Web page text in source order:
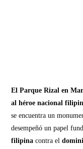
El Parque Rizal en
al héroe nacional
se encuentra un
desempeñó un papel
filipinacontra el